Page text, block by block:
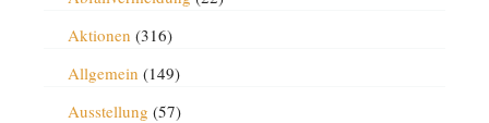
Aktionen (316)
Allgemein (149)
Ausstellung (57)